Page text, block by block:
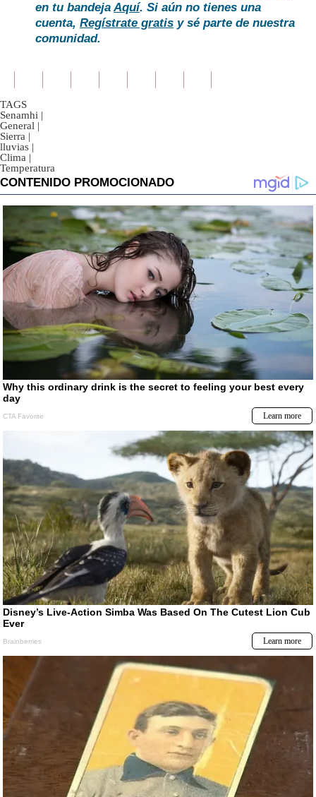
en tu bandejaAquí. Si aún no tienes una
cuenta, Regístrate gratis y sé parte de nuestra
comunidad.
TAGS
Senamhi |
General |
Sierra |
lluvias |
Clima |
Temperatura